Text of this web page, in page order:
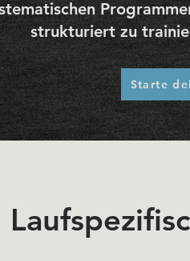
strukturiert zu
Starte